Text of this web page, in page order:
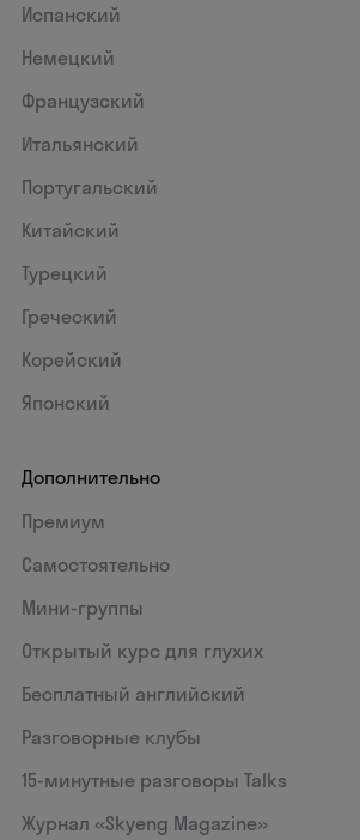
Испанский
Немецкий
Французский
Итальянский
Португальский
Китайский
Турецкий
Греческий
Корейский
Японский
Дополнительно
Премиум
Самостоятельно
Мини-группы
Открытый курс для глухих
Бесплатный английский
Разговорные клубы
15‑минутные разговоры Talks
Журнал «Skyeng Magazine»